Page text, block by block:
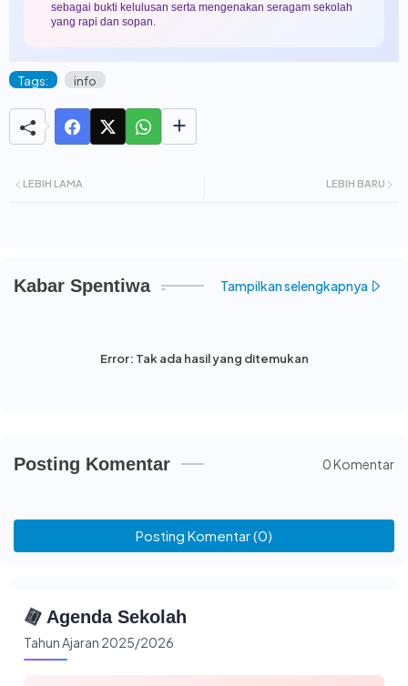
sebagai bukti kelulusan serta mengenakan seragam sekolah
yang rapi dan sopan.
Tags: info
LEBIH BARU
LEBIH LAMA
Kabar Spentiwa Tampilkan selengkapnya
Error: Tak ada hasil yang ditemukan
Posting Komentar 0 Komentar
Posting Komentar (0)
📅 Agenda Sekolah
Tahun Ajaran 2025/2026